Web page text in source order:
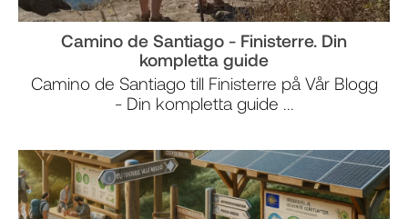
Camino de Santiago - Finisterre. Din
kompletta guide
Camino de Santiago till Finisterre på Vår Blogg
- Din kompletta guide ...